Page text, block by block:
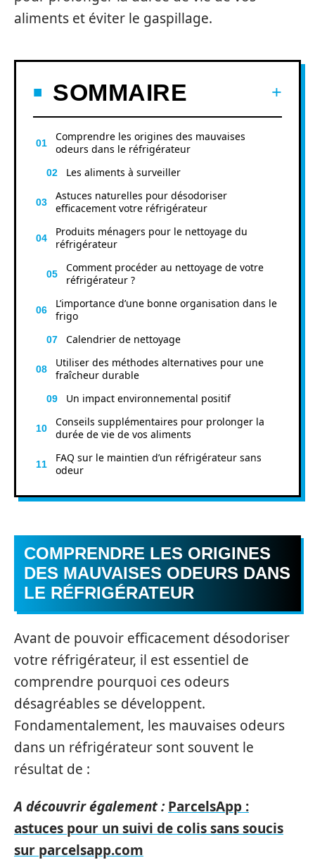
aliments et éviter le gaspillage.
SOMMAIRE
Comprendre les origines des mauvaises
odeurs dans le réfrigérateur
Les aliments à surveiller
Astuces naturelles pour désodoriser
efficacement votre réfrigérateur
Produits ménagers pour le nettoyage du
réfrigérateur
Comment procéder au nettoyage de votre
réfrigérateur ?
L’importance d’une bonne organisation dans le
frigo
Calendrier de nettoyage
Utiliser des méthodes alternatives pour une
fraîcheur durable
Un impact environnemental positif
Conseils supplémentaires pour prolonger la
durée de vie de vos aliments
FAQ sur le maintien d’un réfrigérateur sans
odeur
COMPRENDRE LES ORIGINES
DES MAUVAISES ODEURS DANS
LE RÉFRIGÉRATEUR
Avant de pouvoir efficacement désodoriser
votre réfrigérateur, il est essentiel de
comprendre pourquoi ces odeurs
désagréables se développent.
Fondamentalement, les mauvaises odeurs
dans un réfrigérateur sont souvent le
résultat de :
A découvrir également : ParcelsApp :
astuces pour un suivi de colis sans soucis
sur parcelsapp.com